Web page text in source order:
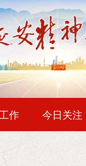
作 今日关注
论延安精神